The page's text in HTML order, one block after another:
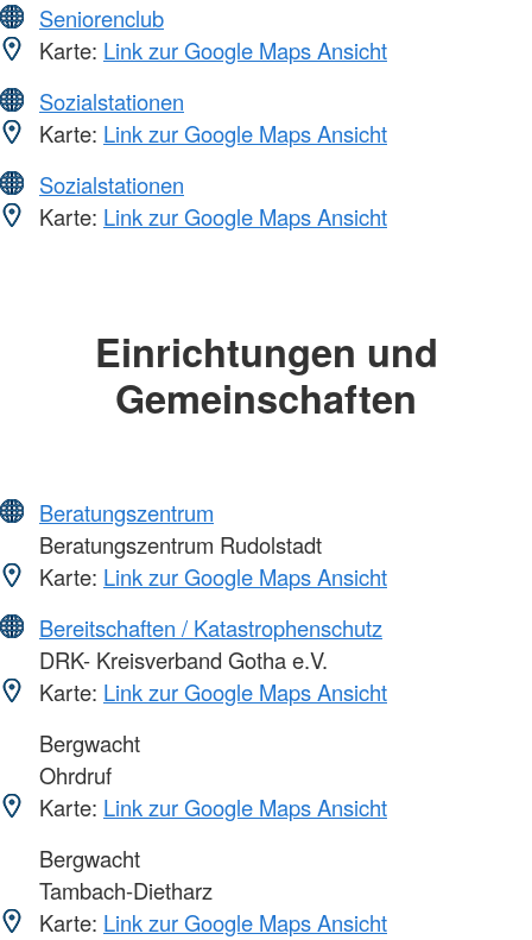
Seniorenclub
Karte: Link zur Google Maps Ansicht
Sozialstationen
Karte: Link zur Google Maps Ansicht
Sozialstationen
Karte: Link zur Google Maps Ansicht
Einrichtungen und
Gemeinschaften
Beratungszentrum
Beratungszentrum Rudolstadt
Karte: Link zur Google Maps Ansicht
Bereitschaften / Katastrophenschutz
DRK- Kreisverband Gotha e.V.
Karte: Link zur Google Maps Ansicht
Bergwacht
Ohrdruf
Karte: Link zur Google Maps Ansicht
Bergwacht
Tambach-Dietharz
Karte: Link zur Google Maps Ansicht